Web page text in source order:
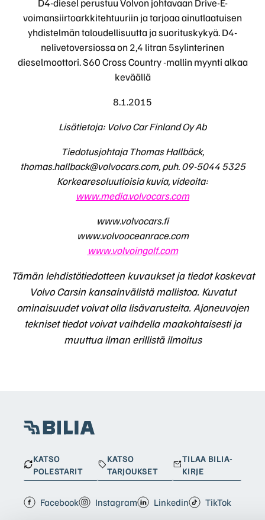
D4-diesel perustuu Volvon johtavaan Drive-E-
voimansiirtoarkkitehtuuriin ja tarjoaa ainutlaatuisen
yhdistelmän taloudellisuutta ja suorituskykyä. D4-
nelivetoversiossa on 2,4 litran 5sylinterinen
dieselmoottori. S60 Cross Country -mallin myynti alkaa
keväällä
8.1.2015
Lisätietoja: Volvo Car Finland Oy Ab
Tiedotusjohtaja Thomas Hallbäck,
thomas.hallback@volvocars.com, puh. 09-5044 5325
Korkearesoluutioisia kuvia, videoita:
www.media.volvocars.com
www.volvocars.fi
www.volvooceanrace.com
www.volvoingolf.com
Tämän lehdistötiedotteen kuvaukset ja tiedot koskevat
Volvo Carsin kansainvälistä mallistoa. Kuvatut
ominaisuudet voivat olla lisävarusteita. Ajoneuvojen
tekniset tiedot voivat vaihdella maakohtaisesti ja
muuttua ilman erillistä ilmoitus
KATSO
POLESTARIT
KATSO
TARJOUKSET
TILAA BILIA-
KIRJE
Facebook Instagram Linkedin TikTok